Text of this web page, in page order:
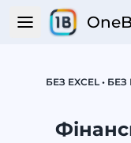
БЕЗ EXCEL •